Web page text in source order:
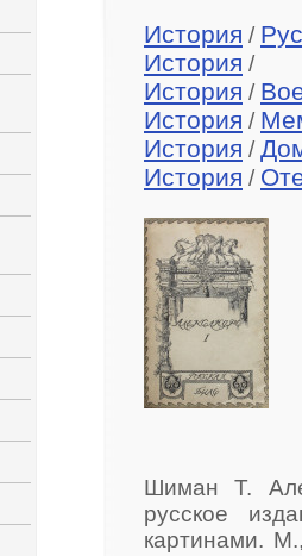
История /
История /
История /
История /
История /
История /
Шиман Т.
русское
картинами.